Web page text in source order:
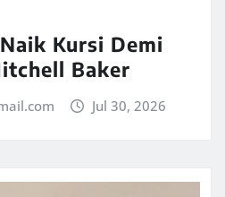
Kursi Demi
Baker
Jul 30, 2026